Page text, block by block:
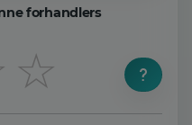
forhandlers
☆